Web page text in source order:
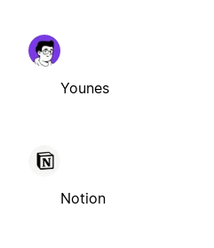
Younes
Notion